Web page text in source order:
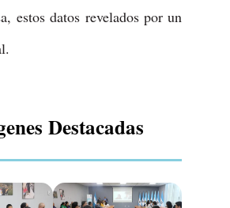
estos datos revelados por un
Destacadas